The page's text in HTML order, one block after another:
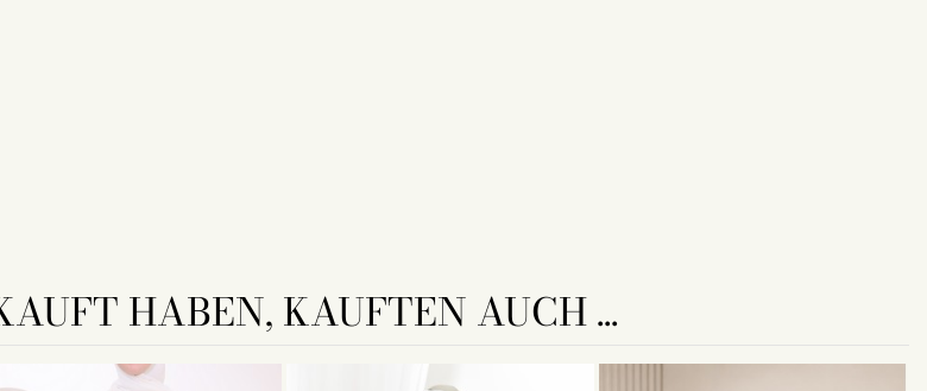
HABEN, KAUFTEN AUCH ...